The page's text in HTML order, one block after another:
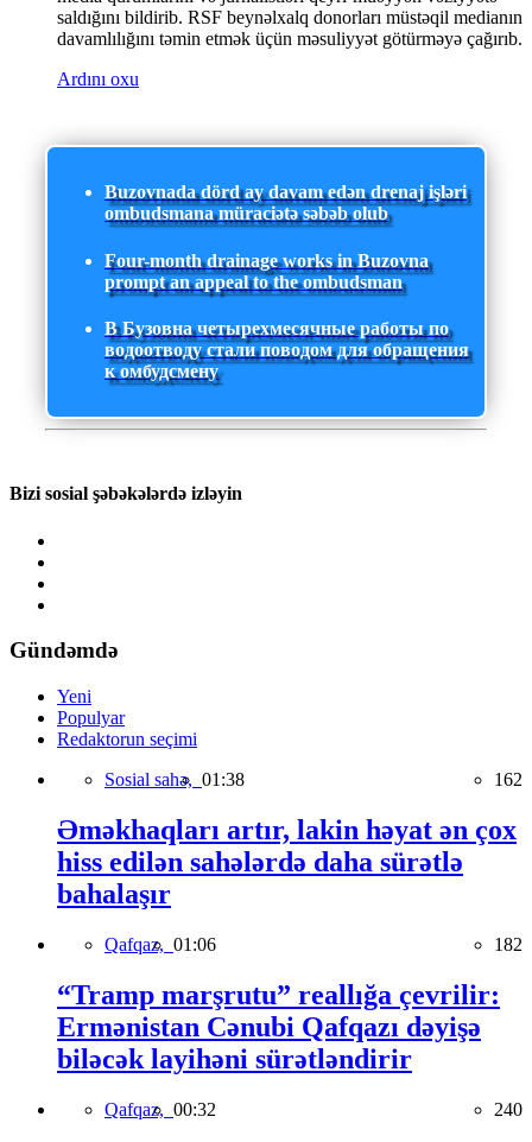
saldığını bildirib. RSF beynəlxalq donorları müstəqil medianın
davamlılığını təmin etmək üçün məsuliyyət götürməyə çağırıb.
Ardını oxu
Buzovnada dörd ay davam edən drenaj işləri
ombudsmana müraciətə səbəb olub
Four-month drainage works in Buzovna
prompt an appeal to the ombudsman
В Бузовна четырехмесячные работы по
водоотводу стали поводом для обращения
к омбудсмену
Bizi sosial şəbəkələrdə izləyin
Gündəmdə
Yeni
Populyar
Redaktorun seçimi
Sosial sahə, 01:38 162
Əməkhaqları artır, lakin həyat ən çox
hiss edilən sahələrdə daha sürətlə
bahalaşır
Qafqaz, 01:06 182
“Tramp marşrutu” reallığa çevrilir:
Ermənistan Cənubi Qafqazı dəyişə
biləcək layihəni sürətləndirir
Qafqaz, 00:32 240